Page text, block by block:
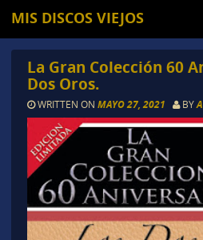
MIS DISCOS VIEJOS
La Gran Colección 60
Dos Oros.
WRITTEN ON MAYO 27, 2021 BY